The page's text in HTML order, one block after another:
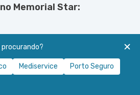
Memorial Star:
Mediservice
Porto Seguro